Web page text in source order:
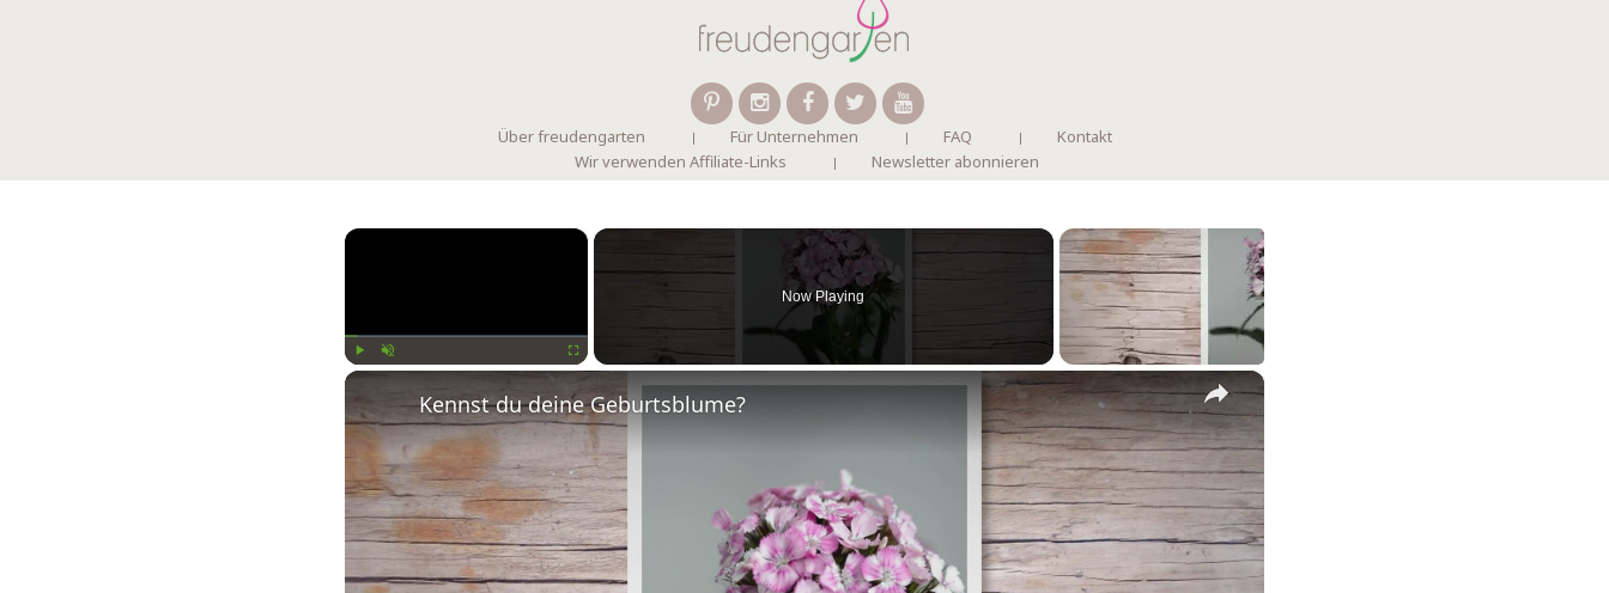
Über freudengarten Für Unternehmen FAQ
Kontakt
Wir verwenden Affiliate-Links
Newsletter abonnieren
×
Now Playing
×
Kennst du deine Geburtsblume?